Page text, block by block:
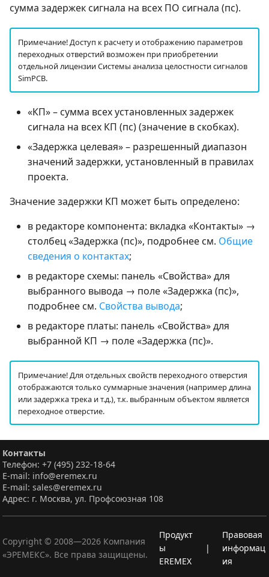
сумма задержек сигнала на всех ПО сигнала (пс).
Примечание! Доступ к расчету и отображению параметров
переходных отверстий возможен при приобретении
отдельной лицензии Системы анализа целостности сигналов
SimPCB.
«КП» – сумма всех установленных задержек
сигнала на всех КП (пс) (значение в скобках).
«Задержка целевая» – разрешенный диапазон
значений задержки, установленный в правилах
проекта.
Значение задержки КП может быть определено:
в редакторе компонента: вкладка «Контакты» →
столбец «Задержка (пс)», подробнее см. Общие
сведения о контактах;
в редакторе схемы: панель «Свойства» для
выбранного вывода → поле «Задержка (пс)»,
подробнее см. Свойства вывода;
в редакторе платы: панель «Свойства» для
выбранной КП → поле «Задержка (пс)».
Примечание! Для отдельных свойств переходного отверстия
отображаются только суммарные значения (например длина
или задержка трека и т.д.), т.к. выбранным объектом является
переходное отверстие.
Контакты
Телефон: +7 (495) 232-18-64
E-mail: info@eremex.ru
E-mail: sales@eremex.ru
Адрес: г. Москва, ул. Профсоюзная 108
Copyright © 2008—2026 Компания
«ЭРЕМЕКС». Все права защищены.
Продукт
ы
EREMEX
|
Правовая
информац
ия